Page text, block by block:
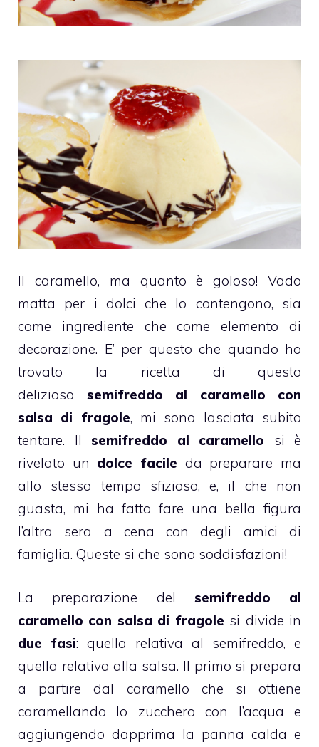
Il caramello, ma quanto è goloso! Vado
matta per i dolci che lo contengono, sia
come ingrediente che come elemento di
decorazione. E’ per questo che quando ho
trovato la ricetta di questo
delizioso semifreddo al caramello con
salsa di fragole, mi sono lasciata subito
tentare. Il semifreddo al caramello si è
rivelato un dolce facile da preparare ma
allo stesso tempo sfizioso, e, il che non
guasta, mi ha fatto fare una bella figura
l’altra sera a cena con degli amici di
famiglia. Queste si che sono soddisfazioni!
La preparazione del semifreddo al
caramello con salsa di fragole si divide in
due fasi: quella relativa al semifreddo, e
quella relativa alla salsa. Il primo si prepara
a partire dal caramello che si ottiene
caramellando lo zucchero con l’acqua e
aggiungendo dapprima la panna calda e